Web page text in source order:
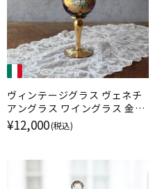
ヴィンテージグラス ヴェネチ
アングラス ワイングラス 金彩
エナメル彩 ムラーノガラス ブ
ルー イタリア
¥12,000(税込)